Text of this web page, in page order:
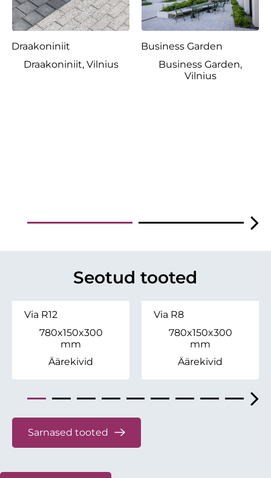
Draakoniniit
Draakoniniit, Vilnius
Business Garden
Business Garden,
Vilnius
Seotud tooted
Via R12
780x150x300
mm
Äärekivid
Via R8
780x150x300
mm
Äärekivid
Sarnased tooted